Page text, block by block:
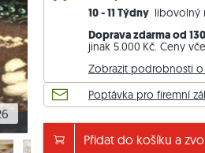
vápenec
křemenec
rula
travertin
křemenec
rula
kámen
Travertinové dlaždice Noce s
10 - 11 Týdny libovolný
Doprava zdarma od
jinak 5.000 Kč. Ceny
Zobrazit podrobnosti
Poptávka pro firemní
Přidat do košíku a